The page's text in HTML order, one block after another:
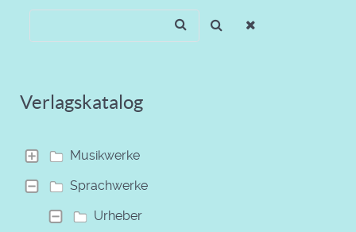
Verlagskatalog
Musikwerke
Sprachwerke
Urheber